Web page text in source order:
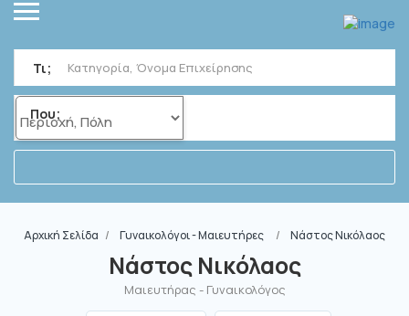
Τι;
Που;
Αρχική Σελίδα Γυναικολόγοι - Μαιευτήρες Νάστος Νικόλαος
Νάστος Νικόλαος
Μαιευτήρας - Γυναικολόγος